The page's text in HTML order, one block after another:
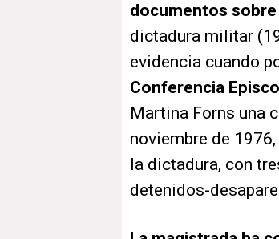
documentos
dictadura militar
evidencia cuando
Conferencia
Martina Forns una
noviembre de
la dictadura, con
detenidos-